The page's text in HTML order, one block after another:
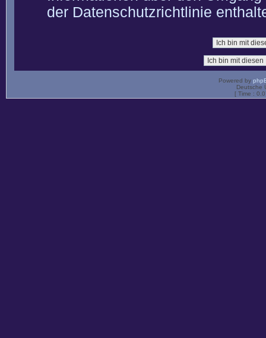
der Datenschutzrichtlinie
Powered by
Deutsche
[ Time :